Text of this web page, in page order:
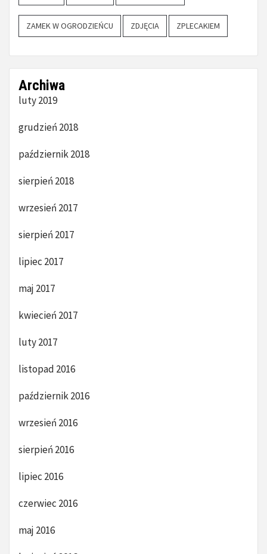
ZAMEK W OGRODZIEŃCU ZDJĘCIA ZPLECAKIEM
Archiwa
luty 2019
grudzień 2018
październik 2018
sierpień 2018
wrzesień 2017
sierpień 2017
lipiec 2017
maj 2017
kwiecień 2017
luty 2017
listopad 2016
październik 2016
wrzesień 2016
sierpień 2016
lipiec 2016
czerwiec 2016
maj 2016